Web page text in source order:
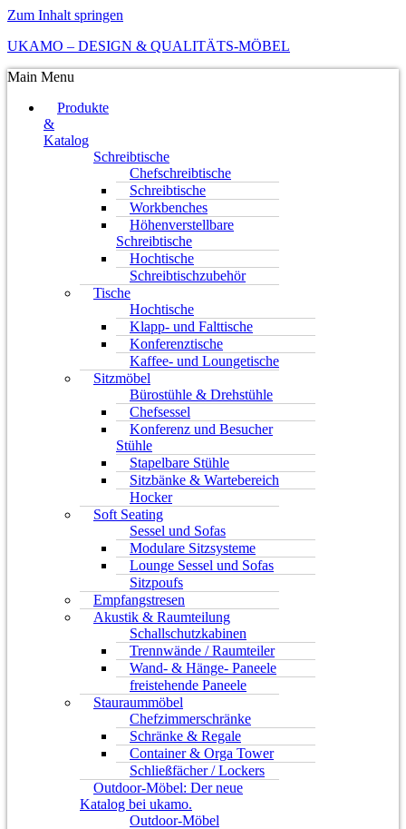
Zum Inhalt springen
UKAMO – DESIGN & QUALITÄTS-MÖBEL
Main Menu
Produkte
&
Katalog
Schreibtische
Chefschreibtische
Schreibtische
Workbenches
Höhenverstellbare
Schreibtische
Hochtische
Schreibtischzubehör
Tische
Hochtische
Klapp- und Falttische
Konferenztische
Kaffee- und Loungetische
Sitzmöbel
Bürostühle & Drehstühle
Chefsessel
Konferenz und Besucher
Stühle
Stapelbare Stühle
Sitzbänke & Wartebereich
Hocker
Soft Seating
Sessel und Sofas
Modulare Sitzsysteme
Lounge Sessel und Sofas
Sitzpoufs
Empfangstresen
Akustik & Raumteilung
Schallschutzkabinen
Trennwände / Raumteiler
Wand- & Hänge- Paneele
freistehende Paneele
Stauraummöbel
Chefzimmerschränke
Schränke & Regale
Container & Orga Tower
Schließfächer / Lockers
Outdoor-Möbel: Der neue
Katalog bei ukamo.
Outdoor-Möbel